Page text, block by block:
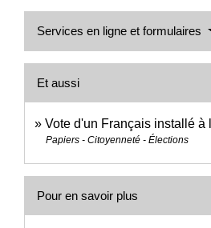
Services en ligne et formulaires
Et aussi
Vote d'un Français installé à
Papiers - Citoyenneté - Élections
Pour en savoir plus